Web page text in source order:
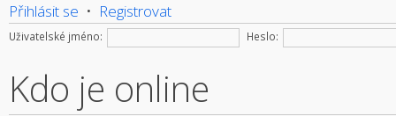
Přihlásit se • Registrovat
Uživatelské jméno: Heslo:
Kdo je online